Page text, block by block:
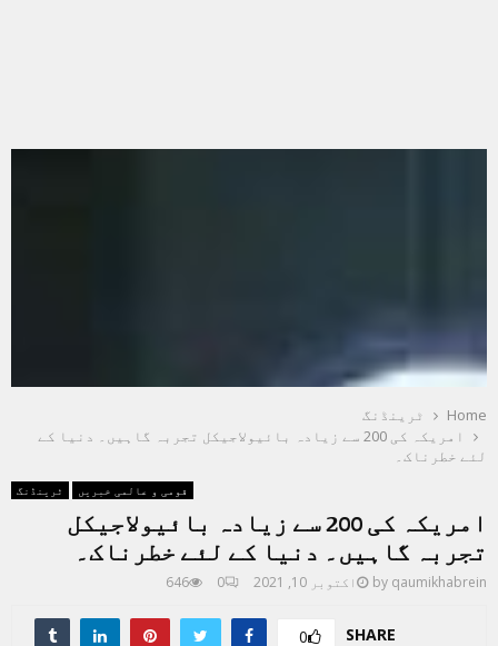
Home
ٹرینڈنگ
امریکہ کی 200 سے زیادہ بائیولاجیکل تجربہ گاہیں۔ دنیا کے
لئے خطرناک۔
ٹرینڈنگ قومی و عالمی خبریں
امریکہ کی 200 سے زیادہ بائیولاجیکل
تجربہ گاہیں۔ دنیا کے لئے خطرناک۔
by qaumikhabrein اکتوبر 10, 2021 0
646
SHARE
0